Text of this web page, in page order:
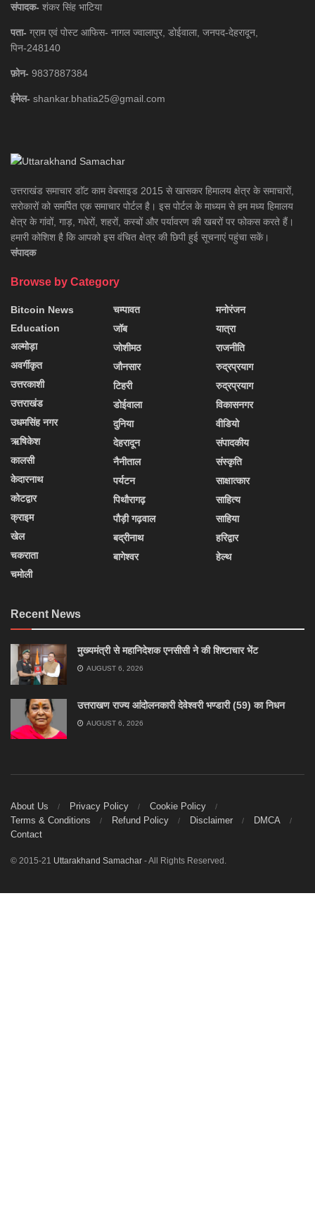
संपादक- शंकर सिंह भाटिया
पता- ग्राम एवं पोस्ट आफिस- नागल ज्वालापुर, डोईवाला, जनपद-देहरादून,
पिन-248140
फ़ोन- 9837887384
ईमेल- shankar.bhatia25@gmail.com
उत्तराखंड समाचार डाॅट काम वेबसाइड 2015 से खासकर हिमालय क्षेत्र के समाचारों,
सरोकारों को समर्पित एक समाचार पोर्टल है। इस पोर्टल के माध्यम से हम मध्य हिमालय
क्षेत्र के गांवों, गाड़, गधेरों, शहरों, कस्बों और पर्यावरण की खबरों पर फोकस करते हैं।
हमारी कोशिश है कि आपको इस वंचित क्षेत्र की छिपी हुई सूचनाएं पहुंचा सकें।
संपादक
Browse by Category
Bitcoin News
Education
अल्मोड़ा
अवर्गीकृत
उत्तरकाशी
उत्तराखंड
उधमसिंह नगर
ऋषिकेश
कालसी
केदारनाथ
कोटद्वार
क्राइम
खेल
चकराता
चमोली
चम्पावत
जॉब
जोशीमठ
जौनसार
टिहरी
डोईवाला
दुनिया
देहरादून
नैनीताल
पर्यटन
पिथौरागढ़
पौड़ी गढ़वाल
बद्रीनाथ
बागेश्वर
मनोरंजन
यात्रा
राजनीति
रुद्रप्रयाग
रुद्रप्रयाग
विकासनगर
वीडियो
संपादकीय
संस्कृति
साक्षात्कार
साहित्य
साहिया
हरिद्वार
हेल्थ
Recent News
मुख्यमंत्री से महानिदेशक एनसीसी ने की शिष्टाचार भेंट
AUGUST 6, 2026
उत्तराखण राज्य आंदोलनकारी देवेश्वरी भण्डारी (59) का निधन
AUGUST 6, 2026
About Us Privacy Policy
Cookie Policy
Terms & Conditions
Refund Policy Disclaimer
DMCA
Contact
© 2015-21 Uttarakhand Samachar - All Rights Reserved.